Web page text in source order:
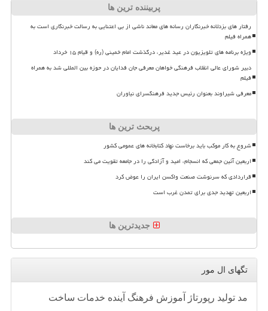
پربیننده ترین ها
رفتار های بزدلانه خبرنگاران رسانه های معاند ناشی از بی اعتنایی به رسالت خبرنگاری است به
همراه فیلم
ویژه برنامه های تلویزیون در عید غدیر، درگذشت امام خمینی (ره) و قیام ۱۵ خرداد
دبیر شورای عالی انقلاب فرهنگی خواهان معرفی جان فدایان در حوزه بین المللی شد به همراه
فیلم
معرفی شیراوند بعنوان رئیس جدید فرهنگسرای نیاوران
پربحث ترین ها
شروع به کار موکب باید برخاست نهاد کتابخانه های عمومی کشور
اربعین آئین جمعی که انسجام، امید و آزادگی را در جامعه تقویت می کند
قراردادی که سرنوشت صنعت واکسن ایران را عوض کرد
اربعین تهدید جدی برای تمدن غرب است
جدیدترین ها
تگهای ال مور
مد تولید رپورتاژ آموزش فرهنگ آینده خدمات ساخت